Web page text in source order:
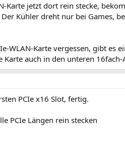
Karte jetzt dort rein stecke,
Kühler dreht nur bei Games,
WLAN-Karte vergessen, gibt es
Karte auch in den unteren
PCIe x16 Slot, fertig.
PCIe Längen rein stecken